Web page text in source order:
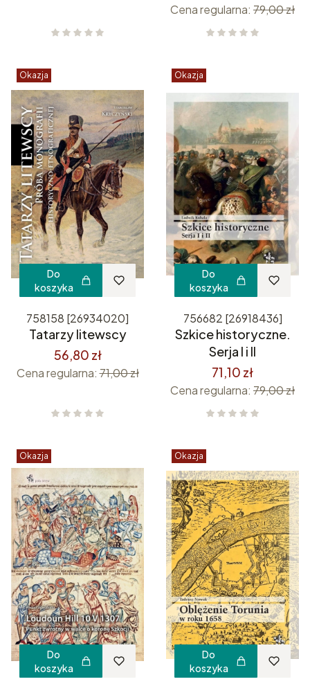
Cena regularna: 79,00 zł
Okazja
Do
koszyka
758158 [26934020]
Tatarzy litewscy
56,80 zł
Cena regularna: 71,00 zł
Okazja
Do
koszyka
756682 [26918436]
Szkice historyczne.
Serja I i II
71,10 zł
Cena regularna: 79,00 zł
Okazja
Do
koszyka
Okazja
Do
koszyka